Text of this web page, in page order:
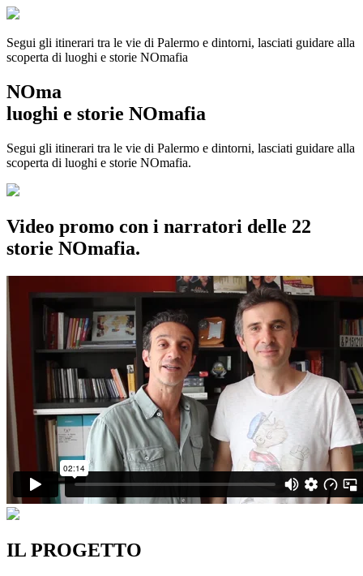
Segui gli itinerari tra le vie di Palermo e dintorni, lasciati guidare alla
scoperta di luoghi e storie NOmafia
NOma
luoghi e storie NOmafia
Segui gli itinerari tra le vie di Palermo e dintorni, lasciati guidare alla
scoperta di luoghi e storie NOmafia.
Video promo con i narratori delle 22
storie NOmafia.
IL PROGETTO